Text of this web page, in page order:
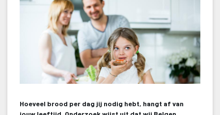
Hoeveel brood per dag jij nodig hebt, hangt af van